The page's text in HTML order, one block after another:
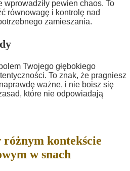
wprowadziły pewien chaos. To
równowagę i kontrolę nad
zamieszania.
Twojego głębokiego
To znak, że pragniesz
ważne, i nie boisz się
które nie odpowiadają
kontekście
w snach